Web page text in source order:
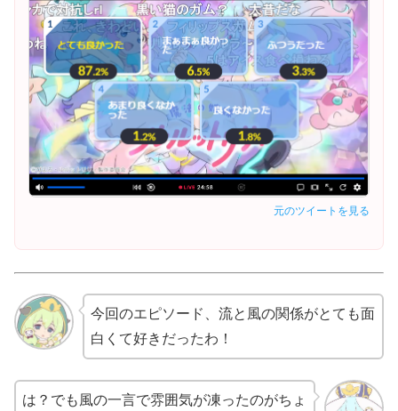
元のツイートを見る
今回のエピソード、流と風の関係がとても面
白くて好きだったわ！
は？でも風の一言で雰囲気が凍ったのがちょ